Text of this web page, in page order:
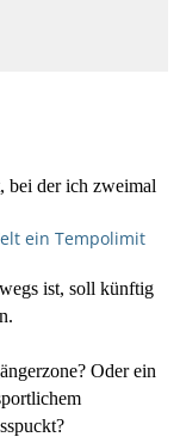
bei der ich zweimal
ein Tempolimit
ist, soll künftig
Oder ein